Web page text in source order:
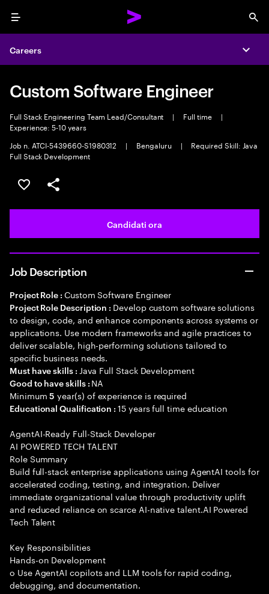
Menu
Careers
Custom Software Engineer
Full Stack Engineering Team Lead/Consultant | Full time
|
Experience: 5-10 years
Job n. ATCI-5439660-S1980312
| Bengaluru |
Required Skill: Java
Full Stack Development
Salva l'annuncio
Condividi l'annuncio
Candidati ora
Job Description
Project Role : Custom Software Engineer
Project Role Description : Develop custom software solutions
to design, code, and enhance components across systems or
applications. Use modern frameworks and agile practices to
deliver scalable, high-performing solutions tailored to
specific business needs.
Must have skills : Java Full Stack Development
Good to have skills : NA
Minimum5 year(s) of experience is required
Educational Qualification :15 years full time education
AgentAI-Ready Full-Stack Developer
AI POWERED TECH TALENT
Role Summary
Build full-stack enterprise applications using AgentAI tools for
accelerated coding, testing, and integration. Deliver
immediate organizational value through productivity uplift
and reduced reliance on scarce AI-native talent.AI Powered
Tech Talent
Key Responsibilities
Hands-on Development
o Use AgentAI copilots and LLM tools for rapid coding,
debugging, and documentation.